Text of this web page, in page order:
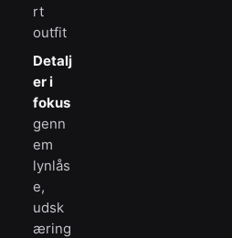
rt
outfit
Detalj
er i
fokus
genn
em
lynlås
e,
udsk
æring